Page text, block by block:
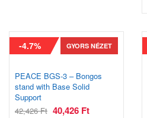
-4.7% GYORS NÉZET
PEACE BGS-3 – Bongos
stand with Base Solid
Support
42,426Ft 40,426 Ft